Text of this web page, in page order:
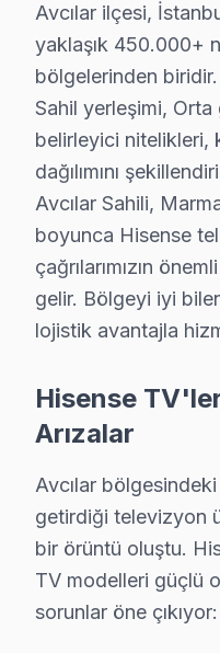
Avcılar Hisense
Avcılar'de Hisense
Avcılar Sektör
Avcılar'de
Hisense Marka
Avcılar
Akşama kadar
Uzman Hisense
Avcılar Hisense
Avcılar
• Avcılar'de BGA ve
Osiloskop, ESR
• Yazılım ve
Wi-Fi bağlantı
• Avcılar'de Sürekli
Avcılar servisimizde
Avcılar ilçesi,
yaklaşık 450.000+
bölgelerinden
Sahil yerleşimi,
belirleyici nitelikleri,
dağılımını
Avcılar Sahili,
boyunca Hisense
çağrılarımızın
gelir. Bölgeyi iyi
lojistik avantajla
Hisense
Arızalar
Avcılar bölgesindeki
getirdiği televizyon
bir örüntü oluştu.
TV modelleri güçlü
sorunlar öne çıkıyor: